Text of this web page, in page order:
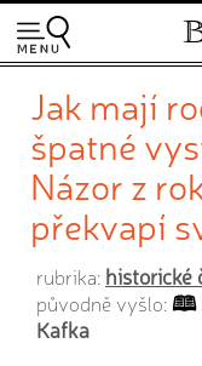
Jak mají
špatné
Názor z
překvapí
rubrika: historické
původně vyšlo:
Kafka